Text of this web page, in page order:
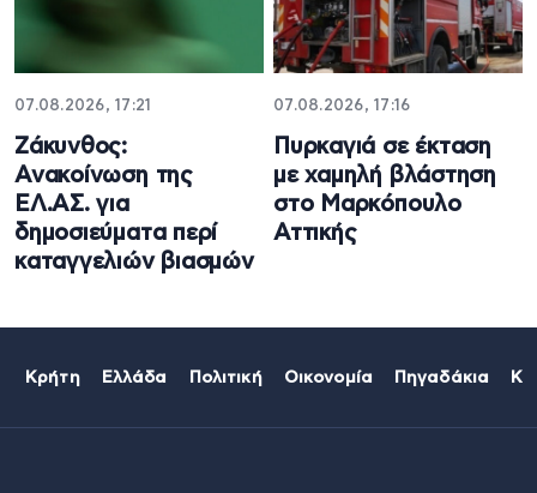
07.08.2026, 17:21
Ζάκυνθος:
Ανακοίνωση της
ΕΛ.ΑΣ. για
δημοσιεύματα περί
καταγγελιών βιασμών
07.08.2026, 17:16
Πυρκαγιά σε έκταση
με χαμηλή βλάστηση
στο Μαρκόπουλο
Αττικής
Κρήτη Ελλάδα Πολιτική Οικονομία Πηγαδάκια